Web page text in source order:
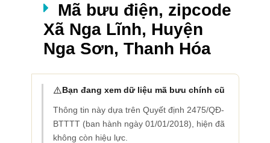
Mã bưu điện, zipcode
Xã Nga Lĩnh, Huyện
Nga Sơn, Thanh Hóa
⚠️Bạn đang xem dữ liệu mã bưu chính cũ
Thông tin này dựa trên Quyết định 2475/QĐ-
BTTTT (ban hành ngày 01/01/2018), hiện đã
không còn hiệu lực.